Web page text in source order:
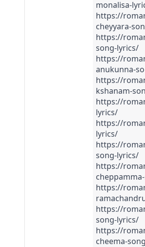
monalisa-
https://
cheyyara-
https://
song-lyrics/
https://
anukunna-
https://
kshanam-
https://
lyrics/
https://
lyrics/
https://
song-lyrics/
https://
https://
https://
song-lyrics/
https://
cheema-